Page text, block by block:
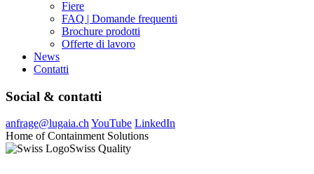
Fiere
FAQ | Domande frequenti
Brochure prodotti
Offerte di lavoro
News
Contatti
Social & contatti
anfrage@lugaia.chYouTube LinkedIn
Home of Containment Solutions
Swiss Quality